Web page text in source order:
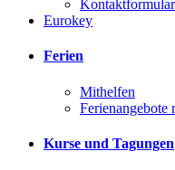
Eurokey
Ferien
Mithelfen
Ferienangebote
Kurse und Tagungen